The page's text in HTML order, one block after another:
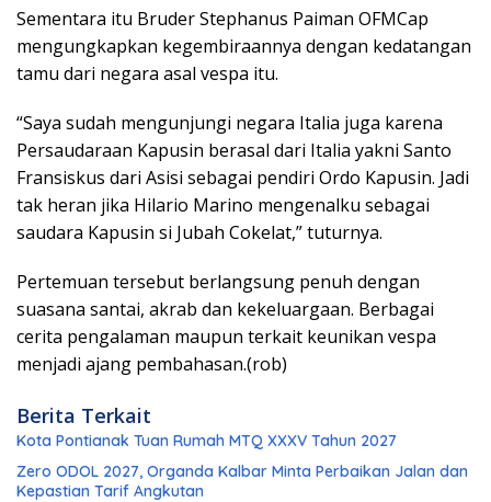
Sementara itu Bruder Stephanus Paiman OFMCap
mengungkapkan kegembiraannya dengan kedatangan
tamu dari negara asal vespa itu.
“Saya sudah mengunjungi negara Italia juga karena
Persaudaraan Kapusin berasal dari Italia yakni Santo
Fransiskus dari Asisi sebagai pendiri Ordo Kapusin. Jadi
tak heran jika Hilario Marino mengenalku sebagai
saudara Kapusin si Jubah Cokelat,” tuturnya.
Pertemuan tersebut berlangsung penuh dengan
suasana santai, akrab dan kekeluargaan. Berbagai
cerita pengalaman maupun terkait keunikan vespa
menjadi ajang pembahasan.(rob)
Berita Terkait
Kota Pontianak Tuan Rumah MTQ XXXV Tahun 2027
Zero ODOL 2027, Organda Kalbar Minta Perbaikan Jalan dan
Kepastian Tarif Angkutan